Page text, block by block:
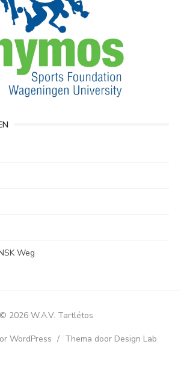
Weg
© 2026 W.A.V. Tartlétos
WordPress / Thema door Design Lab